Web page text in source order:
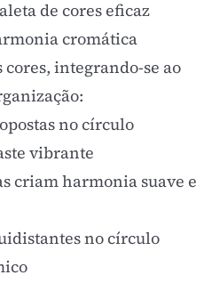
de coreseficaz
cromática
integrando-se ao
no círculo
vibrante
criam harmonia suave e
no círculo